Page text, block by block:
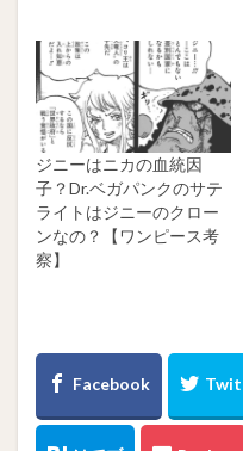
ジニーはニカの血統因
子？Dr.ベガパンクのサテ
ライトはジニーのクロー
ンなの？【ワンピース考
察】